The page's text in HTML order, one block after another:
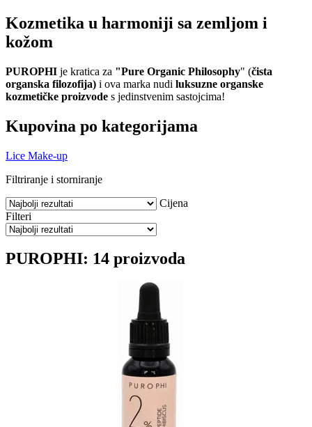
Kozmetika u harmoniji sa zemljom i
kožom
PUROPHI je kratica za "Pure Organic Philosophy" (čista
organska filozofija) i ova marka nudi luksuzne organske
kozmetičke proizvode s jedinstvenim sastojcima!
Kupovina po kategorijama
Lice Make-up
Filtriranje i storniranje
Cijena
Filteri
PUROPHI: 14 proizvoda